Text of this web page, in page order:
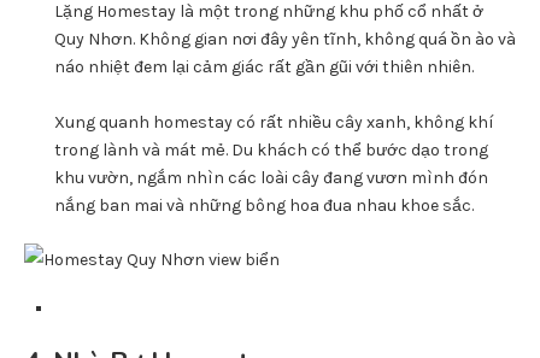
Lặng Homestay là một trong những khu phố cổ nhất ở
Quy Nhơn. Không gian nơi đây yên tĩnh, không quá ồn ào và
náo nhiệt đem lại cảm giác rất gần gũi với thiên nhiên.
Xung quanh homestay có rất nhiều cây xanh, không khí
trong lành và mát mẻ. Du khách có thể bước dạo trong
khu vườn, ngắm nhìn các loài cây đang vươn mình đón
nắng ban mai và những bông hoa đua nhau khoe sắc.